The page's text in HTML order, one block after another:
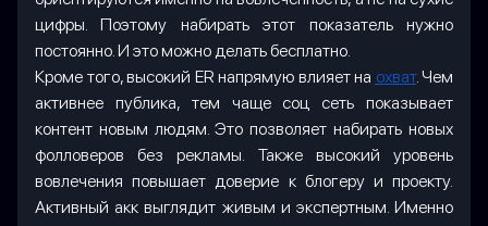
цифры. Поэтому набирать этот показатель нужно
постоянно. И это можно делать бесплатно.
Кроме того, высокий ER напрямую влияет на охват. Чем
активнее публика, тем чаще соц сеть показывает
контент новым людям. Это позволяет набирать новых
фолловеров без рекламы. Также высокий уровень
вовлечения повышает доверие к блогеру и проекту.
Активный акк выглядит живым и экспертным. Именно